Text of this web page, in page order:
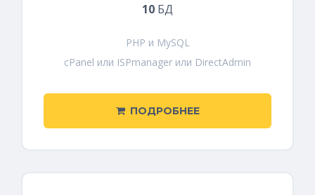
10 БД
PHP и MySQL
cPanel или ISPmanager или DirectAdmin
ПОДРОБНЕЕ